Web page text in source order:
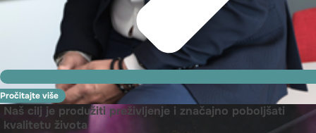
Pročitajte više
Naš cilj je produžiti preživljenje i značajno poboljšati
kvalitetu života